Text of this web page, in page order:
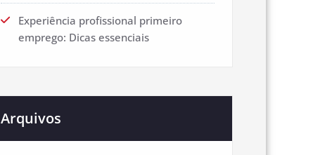
Experiência profissional primeiro
emprego: Dicas essenciais
Arquivos